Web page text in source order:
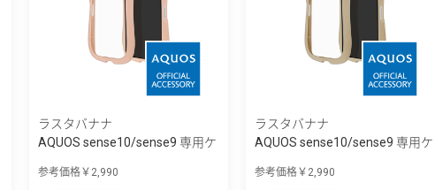
ラスタバナナ
AQUOS sense10/sense9 専用ケ
参考価格￥2,990
ラスタバナナ
AQUOS sense10/sense9 専用ケ
参考価格￥2,990